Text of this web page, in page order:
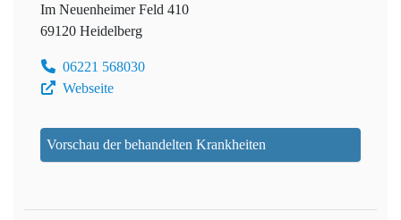
Im Neuenheimer Feld 410
69120 Heidelberg
06221 568030
Webseite
Vorschau der behandelten Krankheiten